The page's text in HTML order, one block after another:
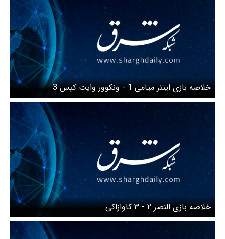
خلاصه بازی اینتر میامی 1 - ونکوور وایت کپس 3
خلاصه بازی النصر ۲ - ۳ کاوازاکی